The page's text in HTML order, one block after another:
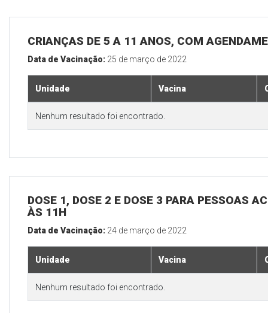
CRIANÇAS DE 5 A 11 ANOS, COM
Data de Vacinação: 25 de março de 2022
Unidade Vacina
Nenhum resultado foi encontrado.
DOSE 1, DOSE 2 E DOSE 3 PARA PESSOAS
ÀS 11H
Data de Vacinação: 24 de março de 2022
Unidade Vacina
Nenhum resultado foi encontrado.